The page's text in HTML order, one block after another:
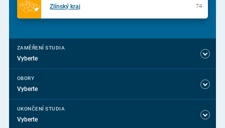
Zlínský kraj 74
ZAMĚŘENÍ STUDIA
Vyberte
OBORY
Vyberte
UKONČENÍ STUDIA
Vyberte